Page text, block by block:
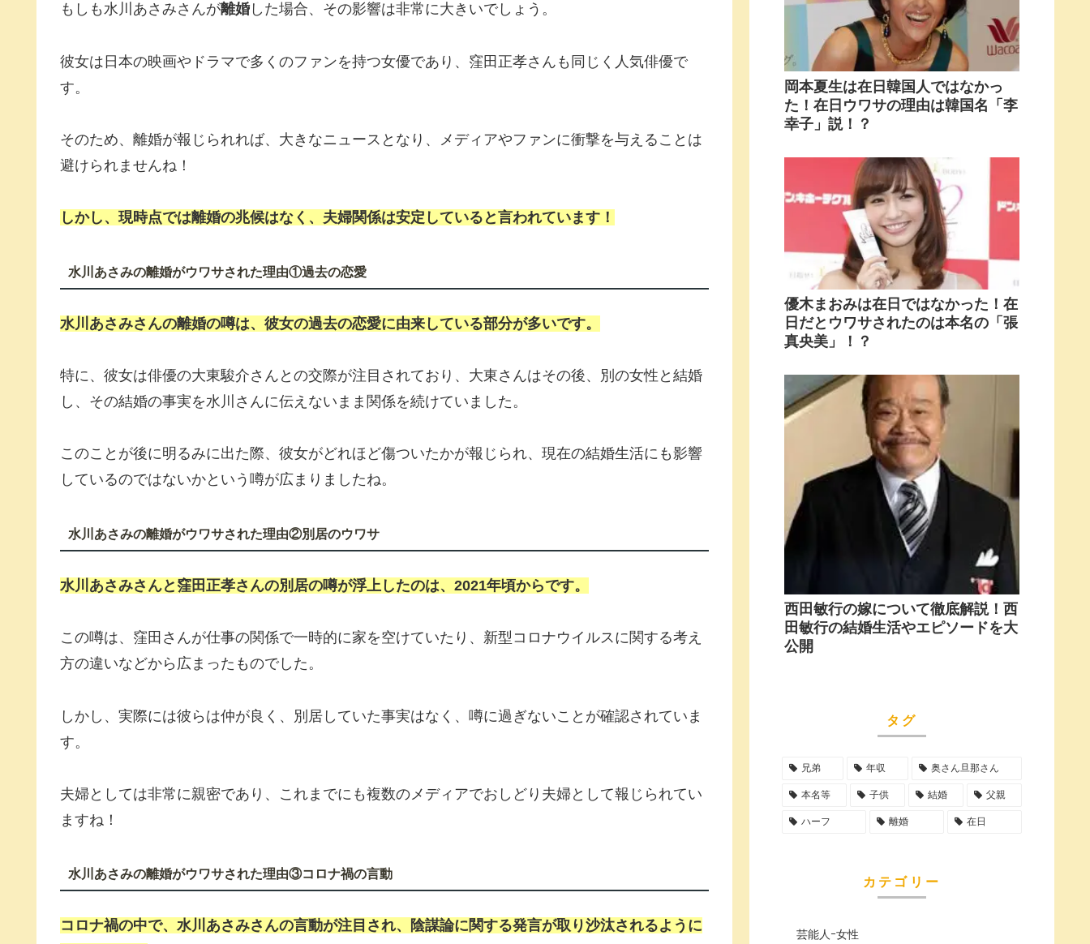
もしも水川あさみさんが離婚した場合、その影響は非常に大きいでしょう。
彼女は日本の映画やドラマで多くのファンを持つ女優であり、窪田正孝さんも同じく人気俳優で
す。
そのため、離婚が報じられれば、大きなニュースとなり、メディアやファンに衝撃を与えることは
避けられませんね！
しかし、現時点では離婚の兆候はなく、夫婦関係は安定していると言われています！
水川あさみの離婚がウワサされた理由①過去の恋愛
水川あさみさんの離婚の噂は、彼女の過去の恋愛に由来している部分が多いです。
特に、彼女は俳優の大東駿介さんとの交際が注目されており、大東さんはその後、別の女性と結婚
し、その結婚の事実を水川さんに伝えないまま関係を続けていました。
このことが後に明るみに出た際、彼女がどれほど傷ついたかが報じられ、現在の結婚生活にも影響
しているのではないかという噂が広まりましたね。
水川あさみの離婚がウワサされた理由②別居のウワサ
水川あさみさんと窪田正孝さんの別居の噂が浮上したのは、2021年頃からです。
この噂は、窪田さんが仕事の関係で一時的に家を空けていたり、新型コロナウイルスに関する考え
方の違いなどから広まったものでした。
しかし、実際には彼らは仲が良く、別居していた事実はなく、噂に過ぎないことが確認されていま
す。
夫婦としては非常に親密であり、これまでにも複数のメディアでおしどり夫婦として報じられてい
ますね！
水川あさみの離婚がウワサされた理由③コロナ禍の言動
コロナ禍の中で、水川あさみさんの言動が注目され、陰謀論に関する発言が取り沙汰されるように
岡本夏生は在日韓国人ではなかっ
た！在日ウワサの理由は韓国名「李
幸子」説！？
優木まおみは在日ではなかった！在
日だとウワサされたのは本名の「張
真央美」！？
西田敏行の嫁について徹底解説！西
田敏行の結婚生活やエピソードを大
公開
タグ
兄弟 年収 奥さん旦那さん
本名等 子供 結婚 父親
ハーフ 離婚 在日
カテゴリー
芸能人ｰ女性